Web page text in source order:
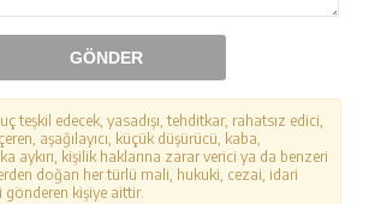
GÖNDER
teşkil edecek, yasadışı, tehditkar, rahatsız edici,
aşağılayıcı, küçük düşürücü, kaba,
aykırı, kişilik haklarına zarar verici ya da benzeri
doğan her türlü mali, hukuki, cezai, idari
kişiye aittir.